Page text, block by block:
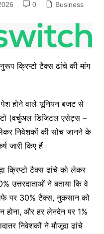
0 Business
क्रिप्टो टैक्स ढांचे की मांग
होने वाले यूनियन बजट से
(वर्चुअल डिजिटल एसेट्स –
निवेशकों की सोच जानने के
जारी किए हैं।
क्रिप्टो टैक्स ढांचे को लेकर
उत्तरदाताओं ने बताया कि वे
पर 30% टैक्स, नुकसान को
और हर लेनदेन पर 1%
निवेशकों ने मौजूदा ढांचे